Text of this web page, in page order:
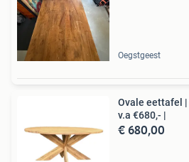
Oegstgeest
Ovale eettafel
v.a €680,- |
€ 680,00